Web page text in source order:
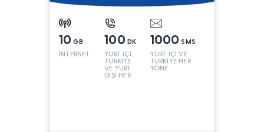
10 GB
İNTERNET
100 DK
YURT İÇİ,
TÜRKİYE
VE YURT
DIŞI HER
1000 SMS
YURT İÇİ VE
TÜRKİYE HER
YÖNE